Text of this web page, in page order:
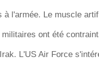
à l'armée. Le muscle
ont été
L'US Air Force